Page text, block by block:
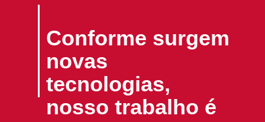
Conforme surgem
novas
tecnologias,
nosso trabalho é